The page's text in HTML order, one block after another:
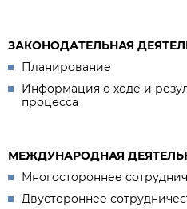
ЗАКОНОДАТЕЛЬНАЯ
Планирование
Информация о ходе и
процесса
МЕЖДУНАРОДНАЯ
Многостороннее
Двустороннее